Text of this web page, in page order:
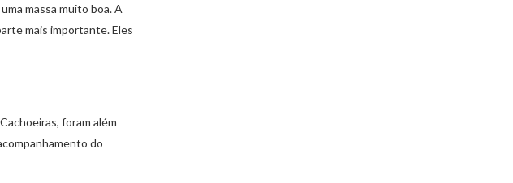
massa muito boa. A
mais importante. Eles
foram além
do